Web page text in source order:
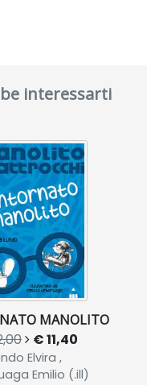
interessarti
MANOLITO
€ 11,40
Elvira ,
Emilio (.ill)